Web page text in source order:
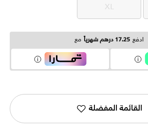
XL
XL
ادفع 17.25 درهم شهرياً مع
القائمة المفضلة